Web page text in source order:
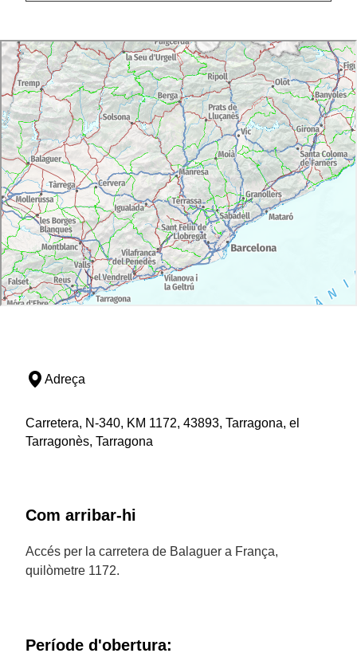
Adreça
Carretera, N-340, KM 1172, 43893, Tarragona, el
Tarragonès, Tarragona
Com arribar-hi
Accés per la carretera de Balaguer a França,
quilòmetre 1172.
Període d'obertura: